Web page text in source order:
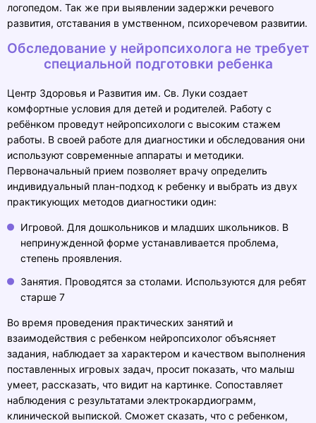
логопедом. Так же при выявлении задержки речевого
развития, отставания в умственном, психоречевом развитии.
Обследование у нейропсихолога не требует
специальной подготовки ребенка
Центр Здоровья и Развития им. Св. Луки создает
комфортные условия для детей и родителей. Работу с
ребёнком проведут нейропсихологи с высоким стажем
работы. В своей работе для диагностики и обследования они
используют современные аппараты и методики.
Первоначальный прием позволяет врачу определить
индивидуальный план-подход к ребенку и выбрать из двух
практикующих методов диагностики один:
Игровой. Для дошкольников и младших школьников. В
непринужденной форме устанавливается проблема,
степень проявления.
Занятия. Проводятся за столами. Используются для ребят
старше 7
Во время проведения практических занятий и
взаимодействия с ребенком нейропсихолог объясняет
задания, наблюдает за характером и качеством выполнения
поставленных игровых задач, просит показать, что малыш
умеет, рассказать, что видит на картинке. Сопоставляет
наблюдения с результатами электрокардиограмм,
клинической выпиской. Сможет сказать, что с ребенком,